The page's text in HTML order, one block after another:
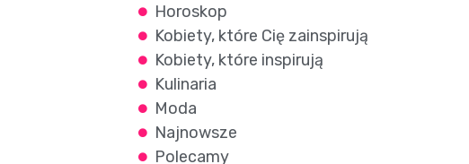
Horoskop
Kobiety, które Cię zainspirują
Kobiety, które inspirują
Kulinaria
Moda
Najnowsze
Polecamy